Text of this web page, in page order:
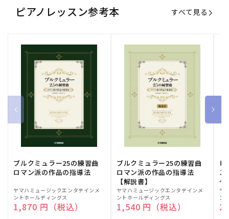
ピアノレッスン参考本 すべて見る
ブルクミュラー25の練習曲
ロマン派の作品の指導法
販
売
元:
ヤマハミュージックエンタテインメ
ントホールディングス
通常価格
1,870 円（税込）
ブルクミュラー25の練習曲
ロマン派の作品の指導法
【解説書】
販
売
元:
ヤマハミュージックエンタテインメ
ントホールディングス
通常価格
1,540 円（税込）
ピ
ス
～
販
売
元:
ヤ
ン